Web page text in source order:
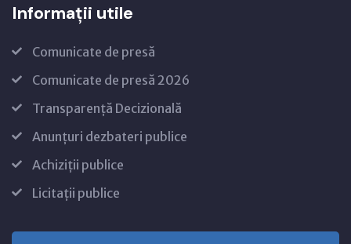
Informații utile
Comunicate de presă
Comunicate de presă 2026
Transparență Decizională
Anunțuri dezbateri publice
Achiziții publice
Licitații publice